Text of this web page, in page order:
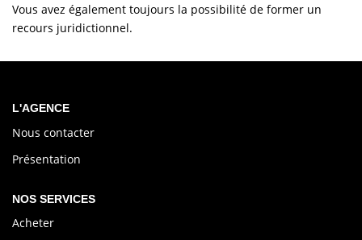
Vous avez également toujours la possibilité de former un
recours juridictionnel.
L'AGENCE
Nous contacter
Présentation
NOS SERVICES
Acheter